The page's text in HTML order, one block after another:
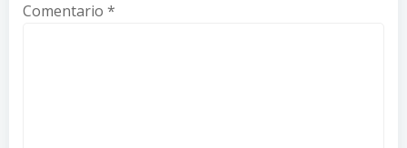
Comentario *